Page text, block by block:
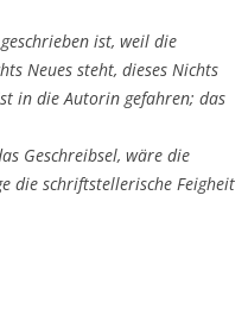
ist, weil die
Neues steht, dieses Nichts
in die Autorin gefahren; das
Geschreibsel, wäre die
die schriftstellerische Feigheit